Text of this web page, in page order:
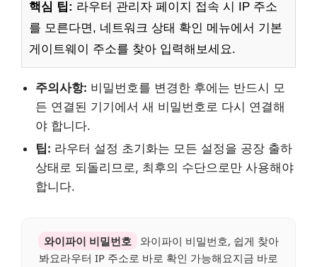
핵심 팁: 라우터 관리자 페이지 접속 시 IP 주소
를 모른다면, 네트워크 상태 확인 메뉴에서 기본
게이트웨이 주소를 찾아 입력해보세요.
주의사항: 비밀번호를 변경한 후에는 반드시 모
든 연결된 기기에서 새 비밀번호로 다시 연결해
야 합니다.
팁: 라우터 설정 초기화는 모든 설정을 공장 출하
상태로 되돌리므로, 최후의 수단으로만 사용해야
합니다.
와이파이 비밀번호 와이파이 비밀번호, 쉽게 찾아
봐요라우터 IP 주소로 바로 확인 가능해요지금 바로